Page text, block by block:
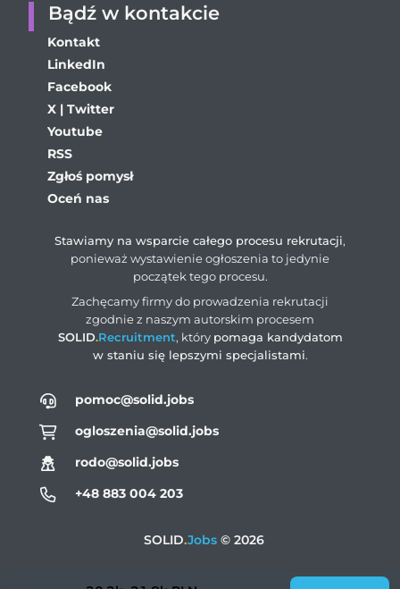
pomoc@solid.jobs
ogloszenia@solid.jobs
rodo@solid.jobs
+48 883 004 203
SOLID.Jobs© 2026
Bądź w kontakcie
Kontakt
LinkedIn
Facebook
X | Twitter
Youtube
RSS
Zgłoś pomysł
Oceń nas
Stawiamy na wsparcie całego procesu rekrutacji,
ponieważ wystawienie ogłoszenia to jedynie
początek tego procesu.
Zachęcamy firmy do prowadzenia rekrutacji
zgodnie z naszym autorskim procesem
SOLID.Recruitment, który pomaga kandydatom
w staniu się lepszymi specjalistami.